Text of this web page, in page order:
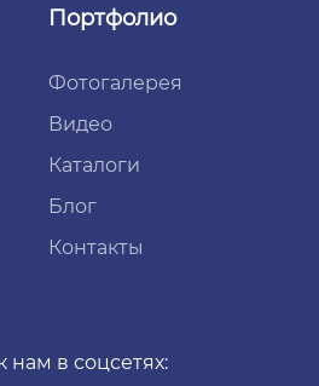
Портфолио
Фотогалерея
Видео
Каталоги
Блог
Контакты
нам в соцсетях: